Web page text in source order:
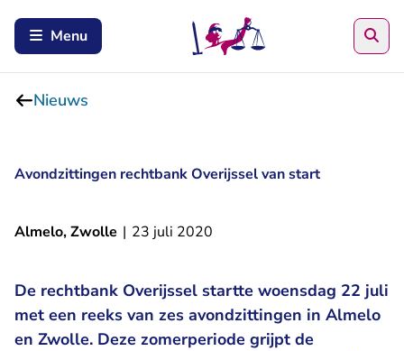
Menu
Nieuws
Avondzittingen rechtbank Overijssel van start
Almelo, Zwolle | 23 juli 2020
De rechtbank Overijssel startte woensdag 22 juli
met een reeks van zes avondzittingen in Almelo
en Zwolle. Deze zomerperiode grijpt de